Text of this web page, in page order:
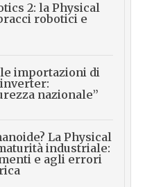
2: la Physical
robotici e
importazioni di
nazionale”
La Physical
industriale:
e agli errori